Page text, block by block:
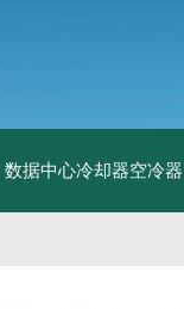
数据中心冷却器空冷器